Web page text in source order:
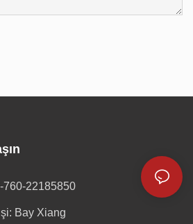
760-22185850
Bay Xiang